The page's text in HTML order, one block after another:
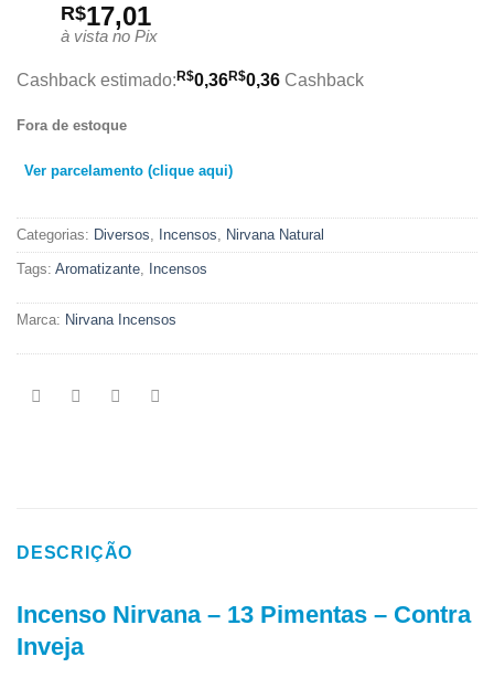
R$17,01
à vista no Pix
Cashback estimado: R$0,36R$0,36 Cashback
Fora de estoque
Ver parcelamento (clique aqui)
Categorias: Diversos, Incensos, Nirvana Natural
Tags: Aromatizante, Incensos
Marca: Nirvana Incensos
DESCRIÇÃO
Incenso Nirvana – 13 Pimentas – Contra
Inveja